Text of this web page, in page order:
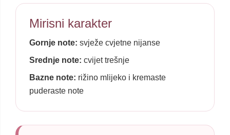
Mirisni karakter
Gornje note: svježe cvjetne nijanse
Srednje note: cvijet trešnje
Bazne note: rižino mlijeko i kremaste
puderaste note